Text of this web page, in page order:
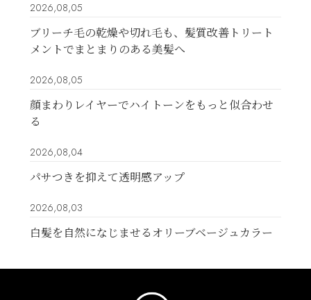
2026,08,05
ブリーチ毛の乾燥や切れ毛も、髪質改善トリート
メントでまとまりのある美髪へ
2026,08,05
顔まわりレイヤーでハイトーンをもっと似合わせ
る
2026,08,04
パサつきを抑えて透明感アップ
2026,08,03
白髪を自然になじませるオリーブベージュカラー